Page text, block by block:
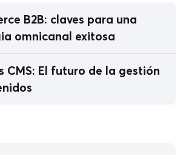
B2B: claves para una
omnicanal exitosa
CMS: El futuro de la gestión